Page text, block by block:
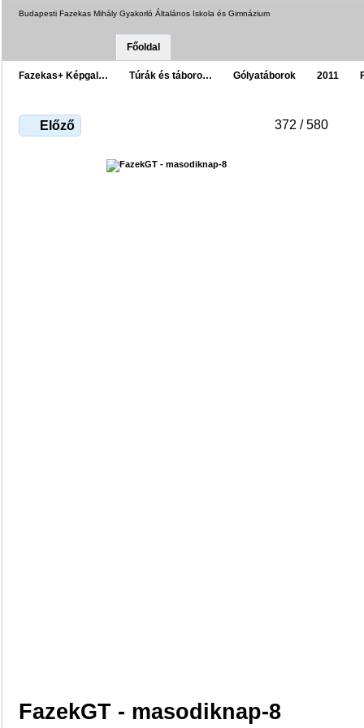
Budapesti Fazekas Mihály Gyakorló Általános Iskola és Gimnázium
Főoldal
Fazekas+ Képgal… Túrák és táboro… Gólyatáborok 2011
Előző 372 / 580
FazekGT - masodiknap-8